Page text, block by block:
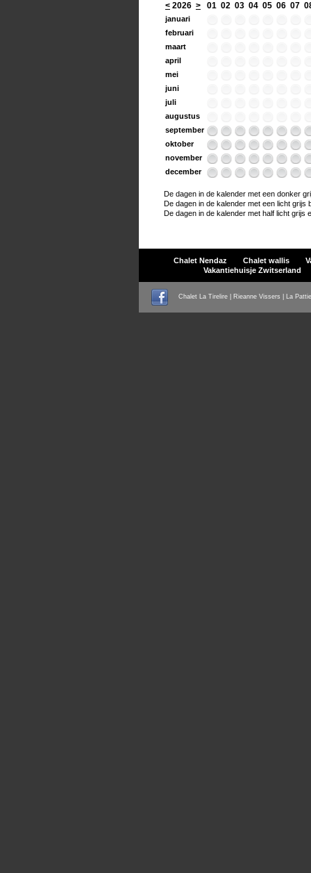
< 2026 > 01 02 03 04 05 06 07
januari
februari
maart
april
mei
juni
juli
augustus
september
oktober
november
december
De dagen in de kalender met een donker
De dagen in de kalender met een licht grijs
De dagen in de kalender met half licht
Chalet Nendaz Chalet wallis
Vakantiehuisje Zwitserland
Chalet La Tirelire | Rieanne Vissers | La